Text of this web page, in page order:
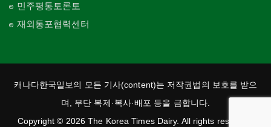
민주평통토론토
재외통포협력센터
캐나다한국일보의 모든 기사(content)는 저작권법의 보호를 받으
며, 무단 복제·복사·배포 등을 금합니다.
Copyright © 2026 The Korea Times Dairy. All rights reserved.